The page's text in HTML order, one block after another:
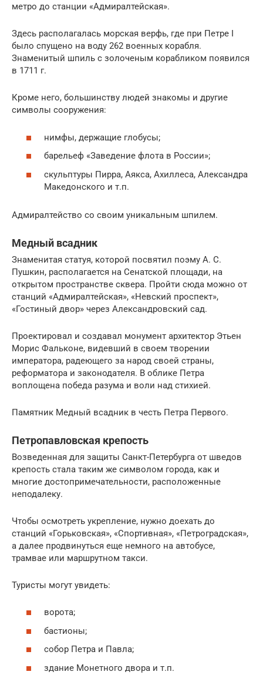
метро до станции «Адмиралтейская».
Здесь располагалась морская верфь, где при Петре I
было спущено на воду 262 военных корабля.
Знаменитый шпиль с золоченым корабликом появился
в 1711 г.
Кроме него, большинству людей знакомы и другие
символы сооружения:
нимфы, держащие глобусы;
барельеф «Заведение флота в России»;
скульптуры Пирра, Аякса, Ахиллеса, Александра
Македонского и т.п.
Адмиралтейство со своим уникальным шпилем.
Медный всадник
Знаменитая статуя, которой посвятил поэму А. С.
Пушкин, располагается на Сенатской площади, на
открытом пространстве сквера. Пройти сюда можно от
станций «Адмиралтейская», «Невский проспект»,
«Гостиный двор» через Александровский сад.
Проектировал и создавал монумент архитектор Этьен
Морис Фальконе, видевший в своем творении
императора, радеющего за народ своей страны,
реформатора и законодателя. В облике Петра
воплощена победа разума и воли над стихией.
Памятник Медный всадник в честь Петра Первого.
Петропавловская крепость
Возведенная для защиты Санкт-Петербурга от шведов
крепость стала таким же символом города, как и
многие достопримечательности, расположенные
неподалеку.
Чтобы осмотреть укрепление, нужно доехать до
станций «Горьковская», «Спортивная», «Петроградская»,
а далее продвинуться еще немного на автобусе,
трамвае или маршрутном такси.
Туристы могут увидеть:
ворота;
бастионы;
собор Петра и Павла;
здание Монетного двора и т.п.